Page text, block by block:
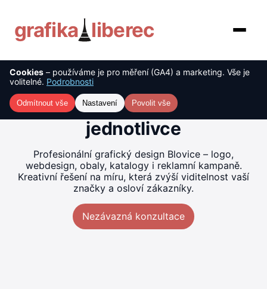
grafika liberec
O nás
Služby
Reference
Cookies – používáme je pro měření (GA4) a marketing. Vše je
volitelné. Podrobnosti
Odmítnout vše Nastavení Povolit vše
Tvorba grafiky Blovice –
kreativní řešení pro firmy i
jednotlivce
Profesionální grafický design Blovice – logo,
webdesign, obaly, katalogy i reklamní kampaně.
Kreativní řešení na míru, která zvýší viditelnost vaší
značky a osloví zákazníky.
Nezávazná konzultace